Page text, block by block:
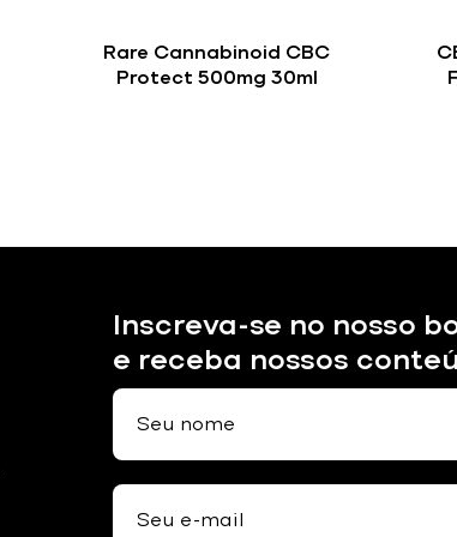
Rare Cannabinoid CBC
Protect 500mg 30ml
Inscreva-se no nosso
e receba nossos